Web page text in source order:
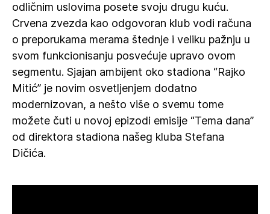
odličnim uslovima posete svoju drugu kuću.
Crvena zvezda kao odgovoran klub vodi računa
o preporukama merama štednje i veliku pažnju u
svom funkcionisanju posvećuje upravo ovom
segmentu. Sjajan ambijent oko stadiona “Rajko
Mitić” je novim osvetljenjem dodatno
modernizovan, a nešto više o svemu tome
možete čuti u novoj epizodi emisije “Tema dana”
od direktora stadiona našeg kluba Stefana
Dičića.